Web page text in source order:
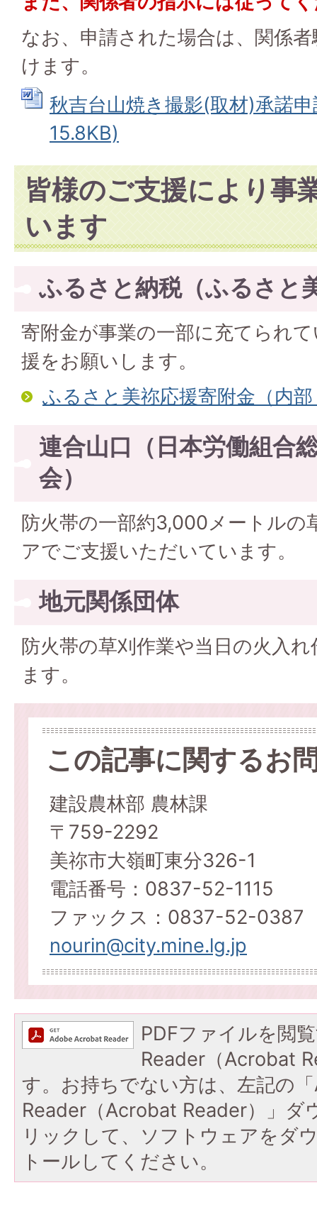
なお、申請された場合は、関係
けます。
秋吉台山焼き撮影(取材)承諾
15.8KB)
皆様のご支援により事
います
ふるさと納税（ふるさと
寄附金が事業の一部に充てられ
援をお願いします。
ふるさと美祢応援寄附金（内
連合山口（日本労働組合
会）
防火帯の一部約3,000メートルの
アでご支援いただいています。
地元関係団体
防火帯の草刈作業や当日の火入
ます。
この記事に関するお
建設農林部 農林課
〒759-2292
美祢市大嶺町東分326-1
電話番号：0837-52-1115
ファックス：0837-52-0387
nourin@city.mine.lg.jp
PDFファイルを閲
Reader（Acrobat
す。お持ちでない方は、左記の
Reader（Acrobat Reader）」ダ
リックして、ソフトウェアをダ
トールしてください。